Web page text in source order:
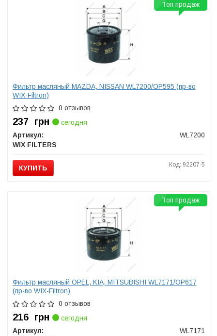
Фильтр масляный MAZDA, NISSAN WL7200/OP595 (пр-во
WIX-Filtron)
0 отзывов
237 грн
сегодня
Артикул:
WL7200
WIX FILTERS
КУПИТЬ Код: 92207-5
Топ продаж
Фильтр масляный OPEL, KIA, MITSUBISHI WL7171/OP617
(пр-во WIX-Filtron)
0 отзывов
216 грн
сегодня
Артикул:
WL7171
Топ продаж